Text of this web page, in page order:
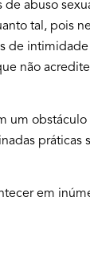
abuso
tal, pois
de
não
um
práticas
em